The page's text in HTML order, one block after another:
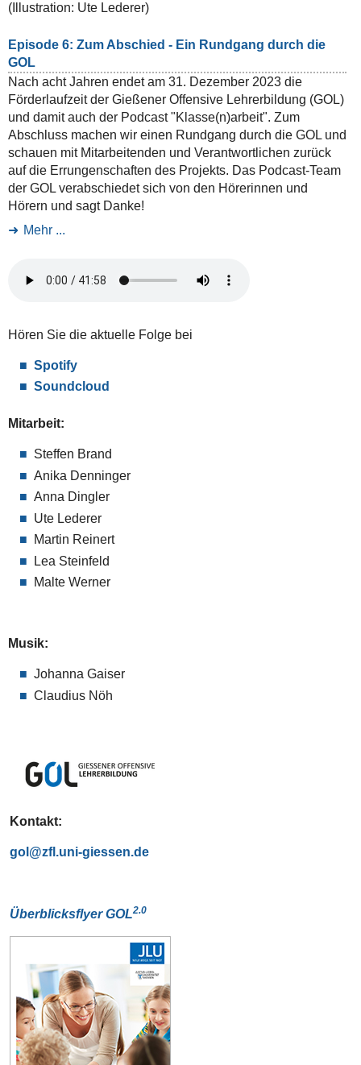
(Illustration: Ute Lederer)
Episode 6: Zum Abschied - Ein Rundgang durch die
GOL
Nach acht Jahren endet am 31. Dezember 2023 die
Förderlaufzeit der Gießener Offensive Lehrerbildung (GOL)
und damit auch der Podcast "Klasse(n)arbeit". Zum
Abschluss machen wir einen Rundgang durch die GOL und
schauen mit Mitarbeitenden und Verantwortlichen zurück
auf die Errungenschaften des Projekts. Das Podcast-Team
der GOL verabschiedet sich von den Hörerinnen und
Hörern und sagt Danke!
Mehr ...
Hören Sie die aktuelle Folge bei
Spotify
Soundcloud
Mitarbeit:
Steffen Brand
Anika Denninger
Anna Dingler
Ute Lederer
Martin Reinert
Lea Steinfeld
Malte Werner
Musik:
Johanna Gaiser
Claudius Nöh
Kontakt:
gol
Überblicksflyer GOL2.0